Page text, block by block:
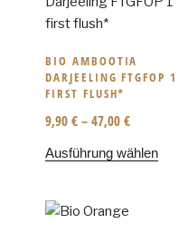
BIO AMBOOTIA
DARJEELING FTGFOP 1
FIRST FLUSH*
9,90 € – 47,00 €
Ausführung wählen